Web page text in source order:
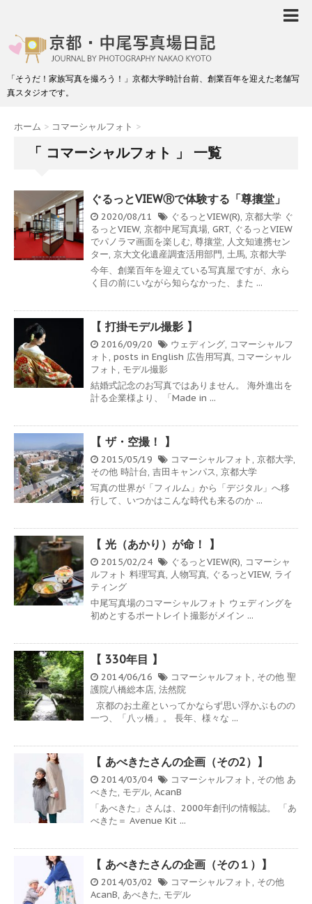
「そうだ！家族写真を撮ろう！」京都大学時計台前、創業百年を迎えた老舗写
真スタジオです。
ホーム > コマーシャルフォト >
「 コマーシャルフォト 」 一覧
ぐるっとVIEWⓇで体験する「尊攘堂」
2020/08/11 ぐるっとVIEW(R), 京都大学 ぐ
るっとVIEW, 京都中尾写真場, GRT, ぐるっとVIEW
でパノラマ画面を楽しむ, 尊攘堂, 人文知連携セン
ター, 京大文化遺産調査活用部門, 土馬, 京都大学
今年、創業百年を迎えている写真屋ですが、永ら
く目の前にいながら知らなかった、また ...
【 打掛モデル撮影 】
2016/09/20 ウェディング, コマーシャルフ
ォト , posts in English 広告用写真, コマーシャル
フォト , モデル撮影
結婚式記念のお写真ではありません。 海外進出を
計る企業様より、「Made in ...
【 ザ・空撮！ 】
2015/05/19 コマーシャルフォト , 京都大学,
その他 時計台, 吉田キャンパス, 京都大学
写真の世界が「フィルム」から「デジタル」へ移
行して、いつかはこんな時代も来るのか ...
【 光（あかり）が命！ 】
2015/02/24 ぐるっとVIEW(R), コマーシャ
ルフォト 料理写真, 人物写真, ぐるっとVIEW, ライ
ティング
中尾写真場のコマーシャルフォト ウェディングを
初めとするポートレイト撮影がメイン ...
【 330年目 】
2014/06/16 コマーシャルフォト , その他 聖
護院八橋総本店, 法然院
京都のお土産といってかならず思い浮かぶものの
一つ、「八ッ橋」。 長年、様々な ...
【 あべきたさんの企画（その2）】
2014/03/04 コマーシャルフォト , その他 あ
べきた, モデル, AcanB
「あべきた」さんは、2000年創刊の情報誌。 「あ
べきた＝ Avenue Kit ...
【 あべきたさんの企画（その１）】
2014/03/02 コマーシャルフォト , その他
AcanB, あべきた, モデル